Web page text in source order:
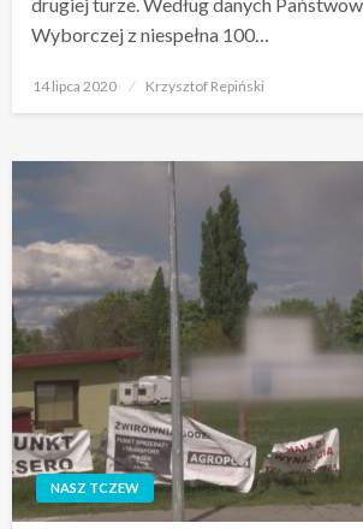
drugiej turze. Według danych
Wyborczej z niespełna 100…
Opublikowane
14 lipca 2020 Krzysztof Repiński
NASZ TCZEW